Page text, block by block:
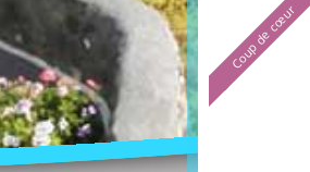
Coup de cœur